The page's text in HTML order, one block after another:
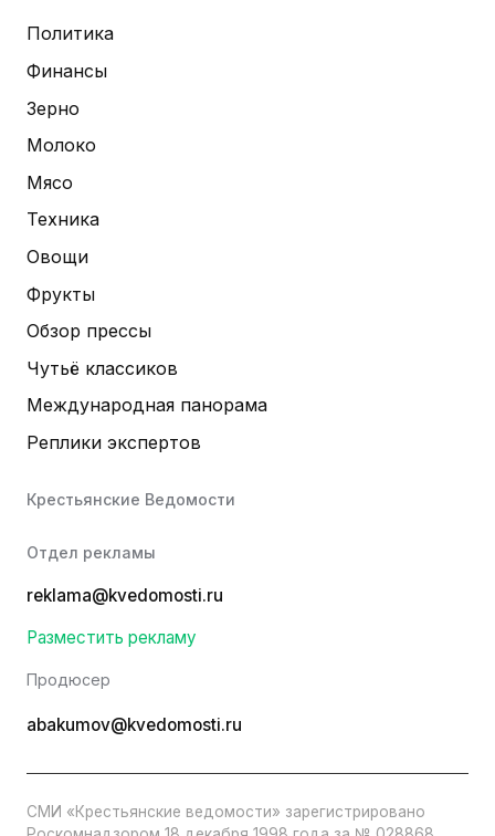
Политика
Финансы
Зерно
Молоко
Мясо
Техника
Овощи
Фрукты
Обзор прессы
Чутьё классиков
Международная панорама
Реплики экспертов
Крестьянские Ведомости
Отдел рекламы
reklama@kvedomosti.ru
Разместить рекламу
Продюсер
abakumov@kvedomosti.ru
СМИ «Крестьянские ведомости» зарегистрировано